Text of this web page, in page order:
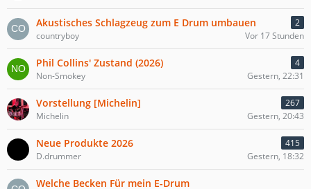
Akustisches Schlagzeug zum E Drum umbauen
2
countryboy
Vor 17 Stunden
Phil Collins' Zustand (2026)
4
Non-Smokey
Gestern, 22:31
Vorstellung [Michelin]
267
Michelin
Gestern, 20:43
Neue Produkte 2026
415
D.drummer
Gestern, 18:32
Welche Becken Für mein E-Drum